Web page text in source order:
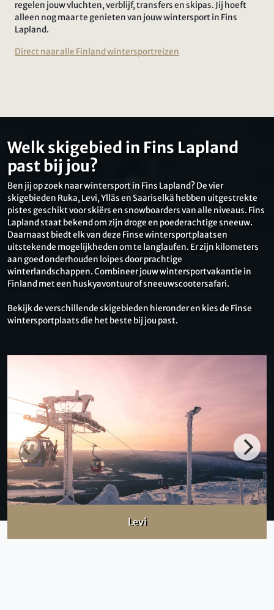
regelen jouw vluchten, verblijf, transfers en skipas. Jij hoeft
alleen nog maar te genieten van jouw wintersport in Fins
Lapland.
Direct naar alle Finland wintersportreizen
Welk skigebied in Fins Lapland
past bij jou?
Ben jij op zoek naar wintersport in Fins Lapland? De vier
skigebieden Ruka, Levi, Ylläs en Saariselkä hebben uitgestrekte
pistes geschikt voor skiërs en snowboarders van alle niveaus. Fins
Lapland staat bekend om zijn droge en poederachtige sneeuw.
Daarnaast biedt elk van deze Finse wintersportplaatsen
uitstekende mogelijkheden om te langlaufen. Er zijn kilometers
aan goed onderhouden loipes door prachtige
winterlandschappen. Combineer jouw wintersportvakantie in
Finland met een huskyavontuur of sneeuwscootersafari.
Bekijk de verschillende skigebieden hieronder en kies de Finse
wintersportplaats die het beste bij jou past.
Levi